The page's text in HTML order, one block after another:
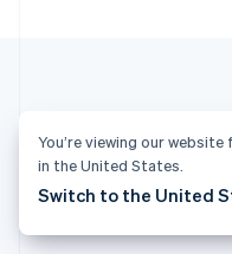
Altri articoli
Vedi tutti gli articoli
Francia
Français English
Germania
Giappone
You’re viewing our
in the United States.
Switch to the United